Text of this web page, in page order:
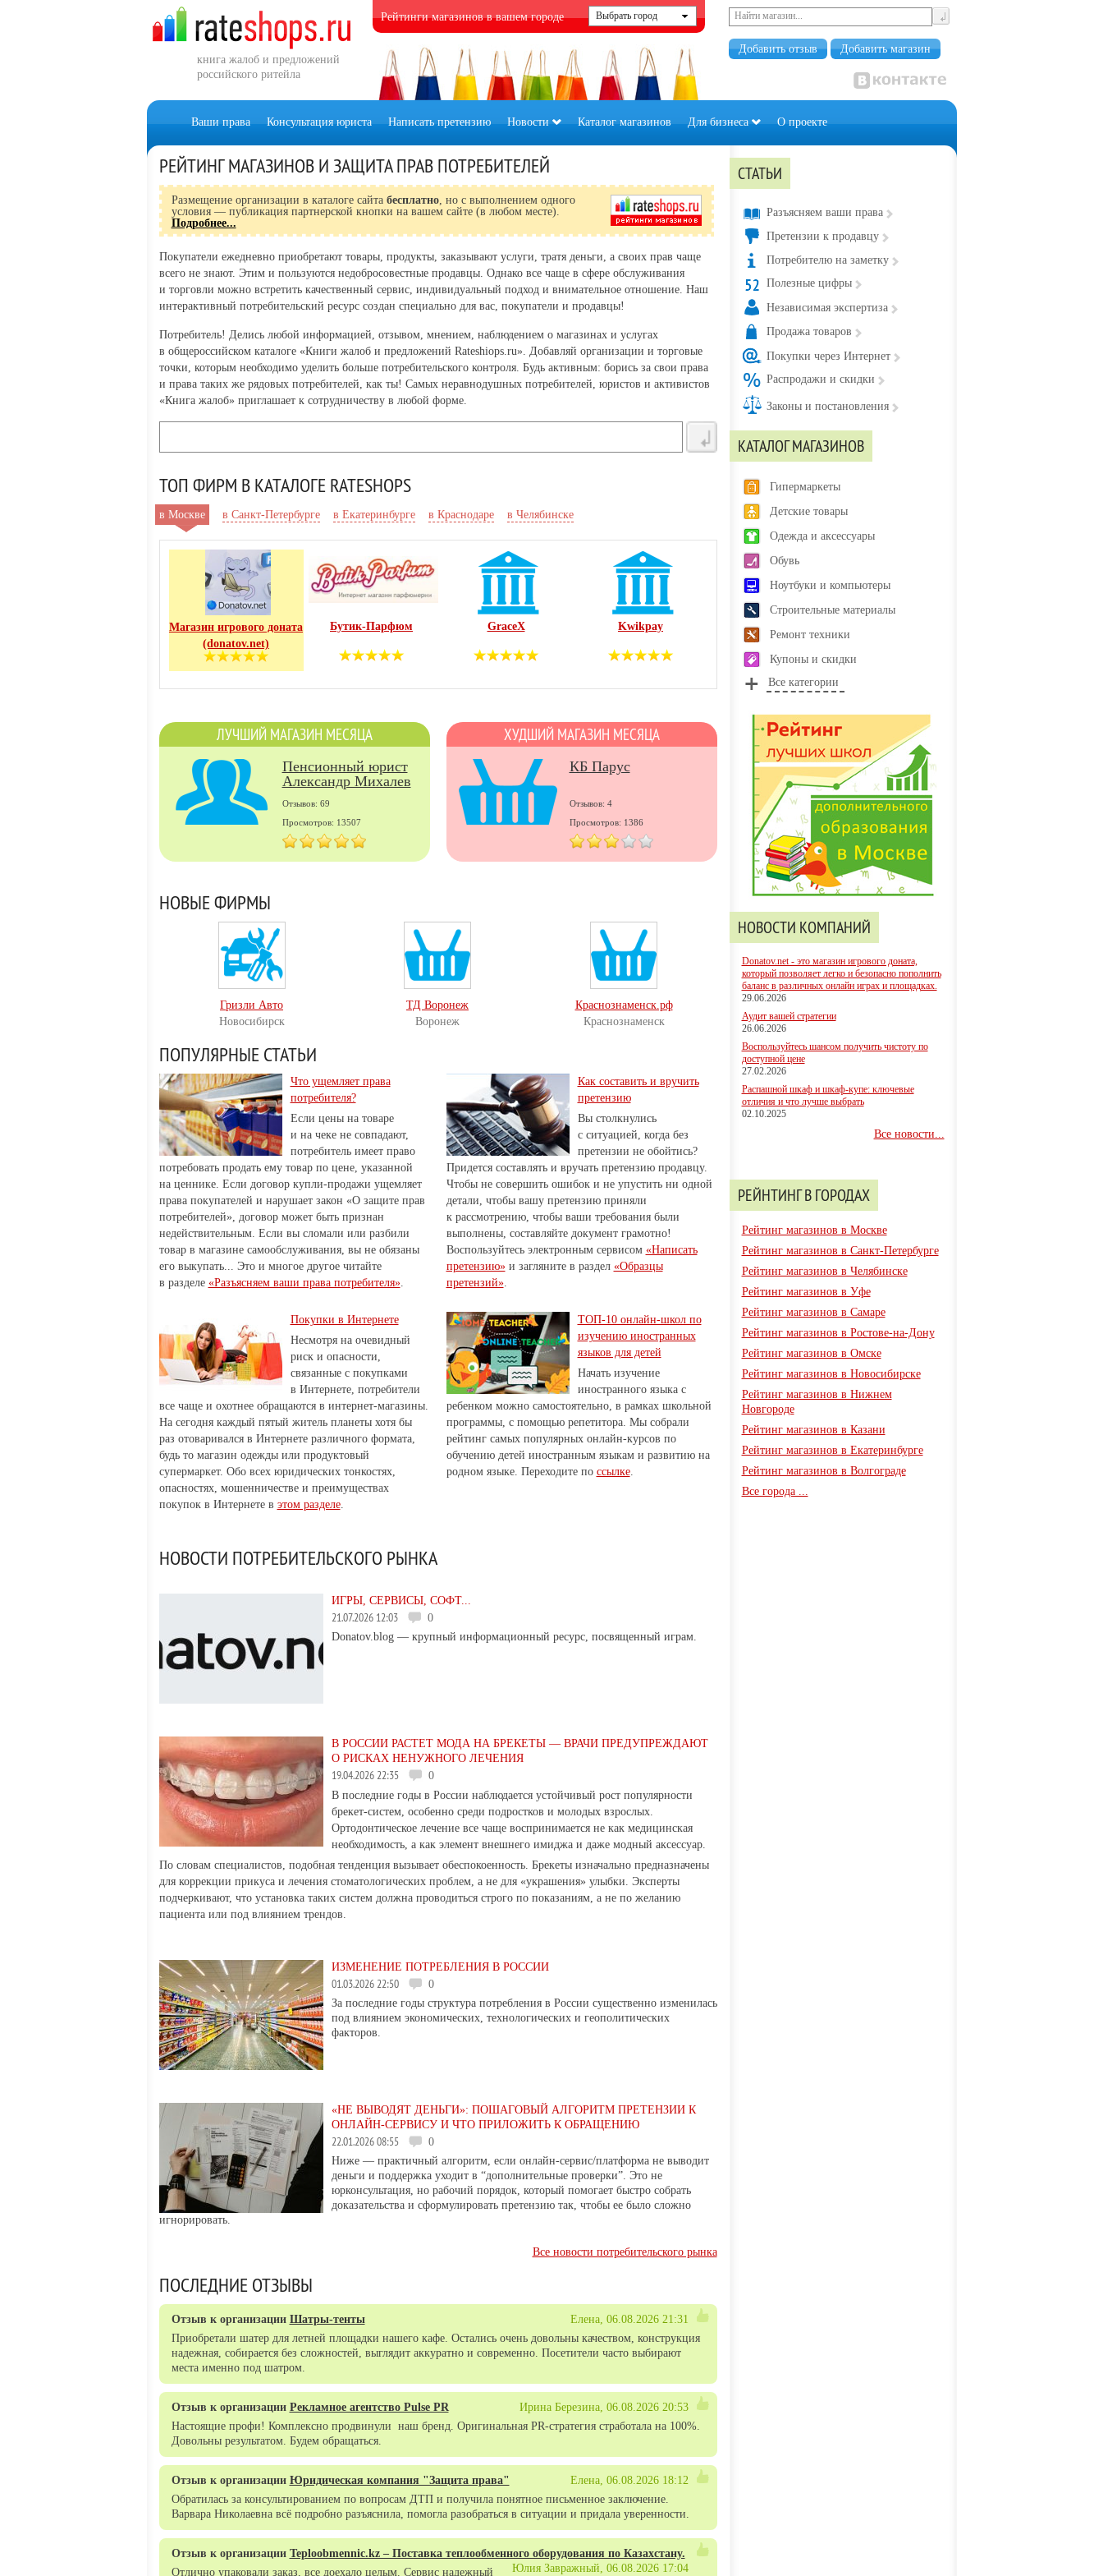
книга жалоб и предложений
российского ритейла
Рейтинги магазинов в вашем городе
Добавить отзыв Добавить магазин
Ваши права Консультация юриста Написать претензию Новости Каталог магазинов Для бизнеса О проекте
РЕЙТИНГ МАГАЗИНОВ И ЗАЩИТА ПРАВ ПОТРЕБИТЕЛЕЙ
Размещение организации в каталоге сайта бесплатно, но с выполнением одного
условия — публикация партнерской кнопки на вашем сайте (в любом месте).
Подробнее...
Покупатели ежедневно приобретают товары, продукты, заказывают услуги, тратя деньги, а своих прав чаще
всего не знают. Этим и пользуются недобросовестные продавцы. Однако все чаще в сфере обслуживания
и торговли можно встретить качественный сервис, индивидуальный подход и внимательное отношение. Наш
интерактивный потребительский ресурс создан специально для вас, покупатели и продавцы!
Потребитель! Делись любой информацией, отзывом, мнением, наблюдением о магазинах и услугах
в общероссийском каталоге «Книги жалоб и предложений Rateshiops.ru». Добавляй организации и торговые
точки, которым необходимо уделить больше потребительского контроля. Будь активным: борись за свои права
и права таких же рядовых потребителей, как ты! Самых неравнодушных потребителей, юристов и активистов
«Книга жалоб» приглашает к сотрудничеству в любой форме.
ТОП ФИРМ В КАТАЛОГЕ RATESHOPS
в Москве в Санкт-Петербурге в Екатеринбурге в Краснодаре в Челябинске
Магазин игрового доната
(donatov.net)
Бутик-Парфюм GraceХ Kwikpay
ЛУЧШИЙ МАГАЗИН МЕСЯЦА
Пенсионный юрист
Александр Михалев
Отзывов: 69
Просмотров: 13507
ХУДШИЙ МАГАЗИН МЕСЯЦА
КБ Парус
Отзывов: 4
Просмотров: 1386
НОВЫЕ ФИРМЫ
Гризли Авто
Новосибирск
ТД Воронеж
Воронеж
Краснознаменск.рф
Краснознаменск
ПОПУЛЯРНЫЕ СТАТЬИ
Что ущемляет права
потребителя?
Если цены на товаре
и на чеке не совпадают,
потребитель имеет право
потребовать продать ему товар по цене, указанной
на ценнике. Если договор купли-продажи ущемляет
права покупателей и нарушает закон «О защите прав
потребителей», договор может быть признан
недействительным. Если вы сломали или разбили
товар в магазине самообслуживания, вы не обязаны
его выкупать... Это и многое другое читайте
в разделе «Разъясняем ваши права потребителя».
Как составить и вручить
претензию
Вы столкнулись
с ситуацией, когда без
претензии не обойтись?
Придется составлять и вручать претензию продавцу.
Чтобы не совершить ошибок и не упустить ни одной
детали, чтобы вашу претензию приняли
к рассмотрению, чтобы ваши требования были
выполнены, составляйте документ грамотно!
Воспользуйтесь электронным сервисом «Написать
претензию»и загляните в раздел «Образцы
претензий».
Покупки в Интернете
Несмотря на очевидный
риск и опасности,
связанные с покупками
в Интернете, потребители
все чаще и охотнее обращаются в интернет-магазины.
На сегодня каждый пятый житель планеты хотя бы
раз отоваривался в Интернете различного формата,
будь то магазин одежды или продуктовый
супермаркет. Обо всех юридических тонкостях,
опасностях, мошенничестве и преимуществах
покупок в Интернете в этом разделе.
ТОП-10 онлайн-школ по
изучению иностранных
языков для детей
Начать изучение
иностранного языка с
ребенком можно самостоятельно, в рамках школьной
программы, с помощью репетитора. Мы собрали
рейтинг самых популярных онлайн-курсов по
обучению детей иностранным языкам и развитию на
родном языке. Переходите по ссылке.
НОВОСТИ ПОТРЕБИТЕЛЬСКОГО РЫНКА
ИГРЫ, СЕРВИСЫ, СОФТ...
21.07.2026 12:03
0
Donatov.blog — крупный информационный ресурс, посвященный играм.
В РОССИИ РАСТЕТ МОДА НА БРЕКЕТЫ — ВРАЧИ ПРЕДУПРЕЖДАЮТ
О РИСКАХ НЕНУЖНОГО ЛЕЧЕНИЯ
19.04.2026 22:35
0
В последние годы в России наблюдается устойчивый рост популярности
брекет-систем, особенно среди подростков и молодых взрослых.
Ортодонтическое лечение все чаще воспринимается не как медицинская
необходимость, а как элемент внешнего имиджа и даже модный аксессуар.
По словам специалистов, подобная тенденция вызывает обеспокоенность. Брекеты изначально предназначены
для коррекции прикуса и лечения стоматологических проблем, а не для «украшения» улыбки. Эксперты
подчеркивают, что установка таких систем должна проводиться строго по показаниям, а не по желанию
пациента или под влиянием трендов.
ИЗМЕНЕНИЕ ПОТРЕБЛЕНИЯ В РОССИИ
01.03.2026 22:50
0
За последние годы структура потребления в России существенно изменилась
под влиянием экономических, технологических и геополитических
факторов.
«НЕ ВЫВОДЯТ ДЕНЬГИ»: ПОШАГОВЫЙ АЛГОРИТМ ПРЕТЕНЗИИ К
ОНЛАЙН-СЕРВИСУ И ЧТО ПРИЛОЖИТЬ К ОБРАЩЕНИЮ
22.01.2026 08:55
0
Ниже — практичный алгоритм, если онлайн-сервис/платформа не выводит
деньги и поддержка уходит в “дополнительные проверки”. Это не
юрконсультация, но рабочий порядок, который помогает быстро собрать
доказательства и сформулировать претензию так, чтобы ее было сложно
игнорировать.
Все новости потребительского рынка
ПОСЛЕДНИЕ ОТЗЫВЫ
Отзыв к организации Шатры-тенты
Елена, 06.08.2026 21:31
Приобретали шатер для летней площадки нашего кафе. Остались очень довольны качеством, конструкция
надежная, собирается без сложностей, выглядит аккуратно и современно. Посетители часто выбирают
места именно под шатром.
Отзыв к организации Рекламное агентство Pulse PR
Ирина Березина, 06.08.2026 20:53
Настоящие профи! Комплексно продвинули наш бренд. Оригинальная PR-стратегия стработала на 100%.
Довольны результатом. Будем обращаться.
Отзыв к организации Юридическая компания "Защита права"
Елена, 06.08.2026 18:12
Обратилась за консультированием по вопросам ДТП и получила понятное письменное заключение.
Варвара Николаевна всё подробно разъяснила, помогла разобраться в ситуации и придала уверенности.
Отзыв к организации Teploobmennic.kz – Поставка теплообменного оборудования по Казахстану.
Юлия Завражный, 06.08.2026 17:04
Отлично упаковали заказ, все доехало целым. Сервис надежный
СТАТЬИ
Разъясняем ваши права
Претензии к продавцу
Потребителю на заметку
Полезные цифры
Независимая экспертиза
Продажа товаров
Покупки через Интернет
Распродажи и скидки
Законы и постановления
КАТАЛОГ МАГАЗИНОВ
Гипермаркеты
Детские товары
Одежда и аксессуары
Обувь
Ноутбуки и компьютеры
Строительные материалы
Ремонт техники
Купоны и скидки
Все категории
НОВОСТИ КОМПАНИЙ
Donatov.net - это магазин игрового доната,
который позволяет легко и безопасно пополнить
баланс в различных онлайн играх и площадках.
29.06.2026
Аудит вашей стратегии
26.06.2026
Воспользуйтесь шансом получить чистоту по
доступной цене
27.02.2026
Распашной шкаф и шкаф-купе: ключевые
отличия и что лучше выбрать
02.10.2025
Все новости...
РЕЙНТИНГ В ГОРОДАХ
Рейтинг магазинов в Москве
Рейтинг магазинов в Санкт-Петербурге
Рейтинг магазинов в Челябинске
Рейтинг магазинов в Уфе
Рейтинг магазинов в Самаре
Рейтинг магазинов в Ростове-на-Дону
Рейтинг магазинов в Омске
Рейтинг магазинов в Новосибирске
Рейтинг магазинов в Нижнем
Новгороде
Рейтинг магазинов в Казани
Рейтинг магазинов в Екатеринбурге
Рейтинг магазинов в Волгограде
Все города ...